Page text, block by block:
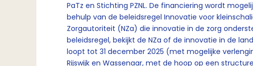
PaTz en Stichting PZNL. De financiering wordt
behulp van de beleidsregel Innovatie voor
Zorgautoriteit (NZa) die innovatie in de zorg
beleidsregel, bekijkt de NZa of de innovatie in de
loopt tot 31 december 2025 (met mogelijke
Rijswijk en Wassenaar, met de hoop op een